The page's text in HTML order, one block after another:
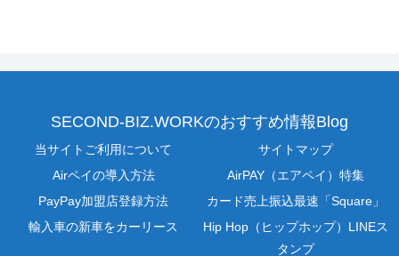
SECOND-BIZ.WORKのおすすめ情報Blog
当サイトご利用について
サイトマップ
Airペイの導入方法
AirPAY（エアペイ）特集
PayPay加盟店登録方法
カード売上振込最速「Square」
輸入車の新車をカーリース
Hip Hop（ヒップホップ）LINEス
タンプ